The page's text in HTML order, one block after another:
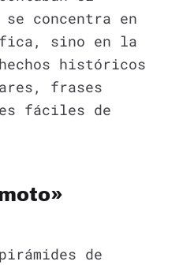
concentra en
sino en la
históricos
frases
fáciles de
de